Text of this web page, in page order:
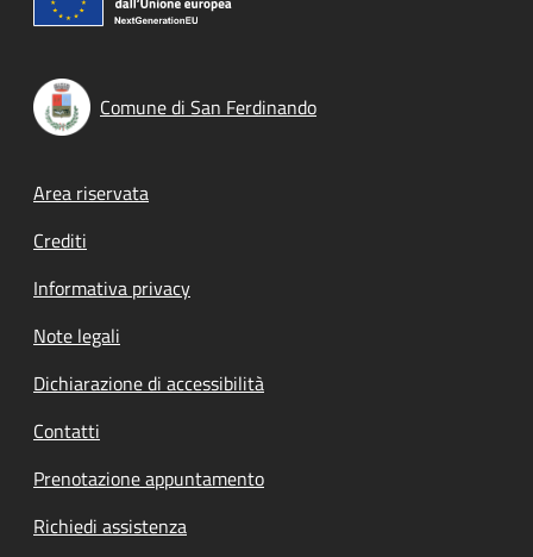
Comune di San Ferdinando
Footer menu
Area riservata
Crediti
Informativa privacy
Note legali
Dichiarazione di accessibilità
Contatti
Prenotazione appuntamento
Richiedi assistenza